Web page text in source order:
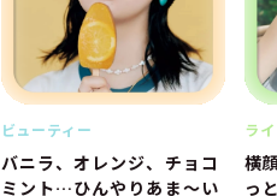
ビューティー
バニラ、オレンジ、チョコ
ミント…ひんやりあま～い
ラ
横
っ